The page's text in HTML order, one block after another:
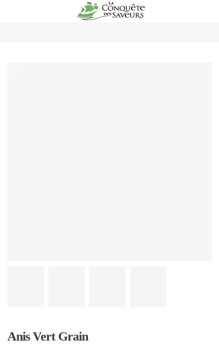
Anis Vert Grain